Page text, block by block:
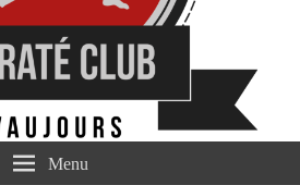
Menu